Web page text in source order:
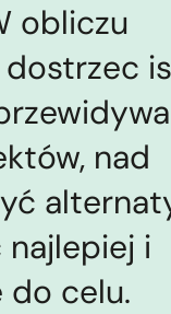
obliczu
nad
najlepiej i
do celu.